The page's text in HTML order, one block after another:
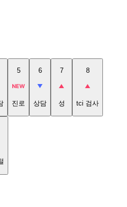
5
진로
6
상담
7
성
8
tci 검사